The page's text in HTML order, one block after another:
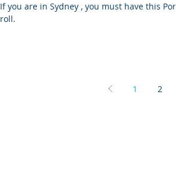
If you are in Sydney , you must have this Pork
roll.
1 2